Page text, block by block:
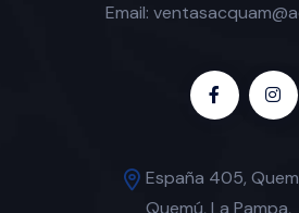
Email:
España 405,
Quemú, La Pampa,